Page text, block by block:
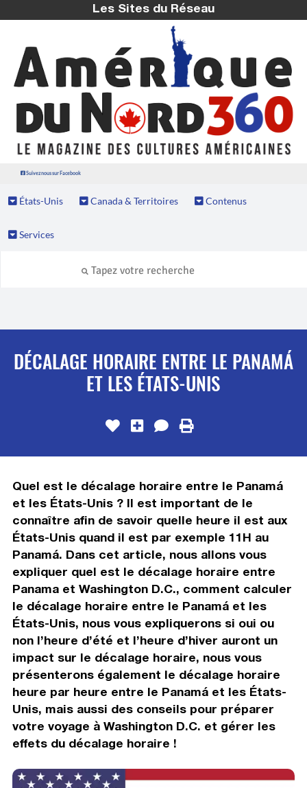
Les Sites du Réseau
Suivez nous sur Facebook
États-Unis Canada & Territoires Contenus
Services
DÉCALAGE HORAIRE ENTRE LE PANAMÁ
ET LES ÉTATS-UNIS
Quel est le décalage horaire entre le Panamá
et les États-Unis ? Il est important de le
connaître afin de savoir quelle heure il est aux
États-Unis quand il est par exemple 11H au
Panamá. Dans cet article, nous allons vous
expliquer quel est le décalage horaire entre
Panama et Washington D.C., comment calculer
le décalage horaire entre le Panamá et les
États-Unis, nous vous expliquerons si oui ou
non l’heure d’été et l’heure d’hiver auront un
impact sur le décalage horaire, nous vous
présenterons également le décalage horaire
heure par heure entre le Panamá et les États-
Unis, mais aussi des conseils pour préparer
votre voyage à Washington D.C. et gérer les
effets du décalage horaire !